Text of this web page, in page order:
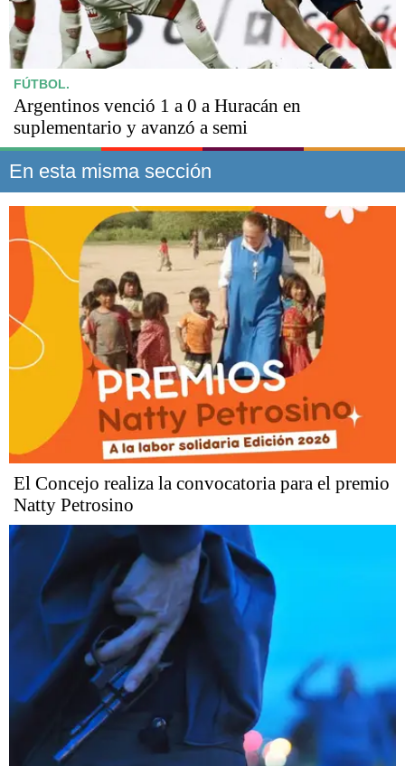
FÚTBOL.
Argentinos venció 1 a 0 a Huracán en
suplementario y avanzó a semi
En esta misma sección
El Concejo realiza la convocatoria para el premio
Natty Petrosino